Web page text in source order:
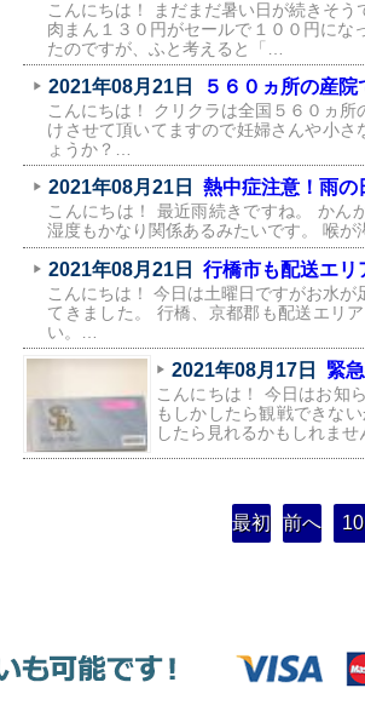
こんにちは！ まだまだ暑い日が続きそう
肉まん１３０円がセールで１００円にな
たのですが、ふと考えると「…
2021年08月21日 ５６０ヵ所の産院
こんにちは！ クリクラは全国５６０ヵ
けさせて頂いてますので妊婦さんや小
ょうか？…
2021年08月21日 熱中症注意！雨の
こんにちは！ 最近雨続きですね。 かん
湿度もかなり関係あるみたいです。 喉
2021年08月21日 行橋市も配送エリ
こんにちは！ 今日は土曜日ですがお水
てきました。 行橋、京都郡も配送エリ
い。…
2021年08月17日 緊
こんにちは！ 今日はお知
もしかしたら観戦できな
したら見れるかもしれま
最初 前へ 10